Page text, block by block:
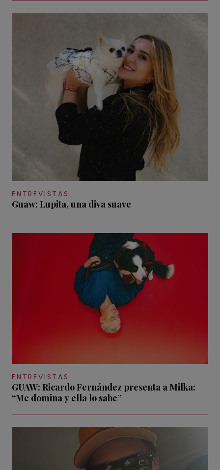
ENTREVISTAS
Guaw: Lupita, una diva suave
ENTREVISTAS
GUAW: Ricardo Fernández presenta a Milka:
“Me domina y ella lo sabe”